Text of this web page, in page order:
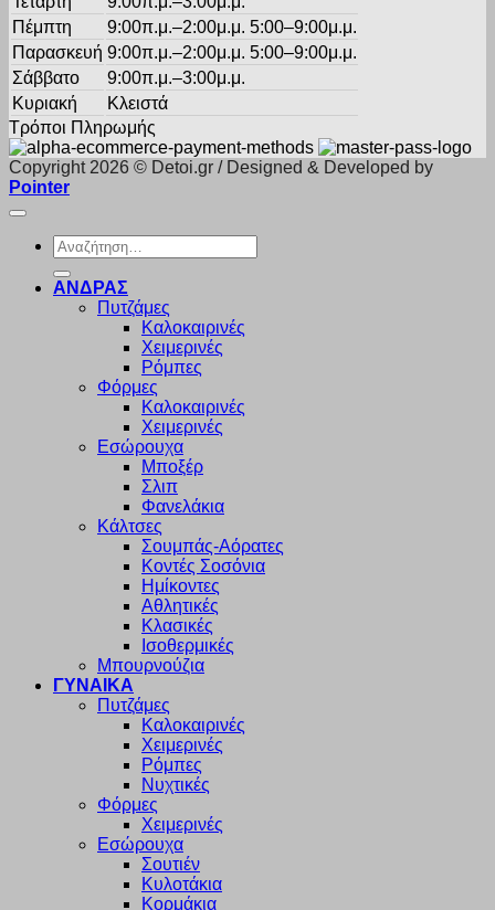
Πέμπτη
9:00π.μ.–2:00μ.μ. 5:00–9:00μ.μ.
Παρασκευή 9:00π.μ.–2:00μ.μ. 5:00–9:00μ.μ.
Σάββατο
9:00π.μ.–3:00μ.μ.
Κυριακή
Κλειστά
Τρόποι Πληρωμής
Copyright 2026 © Detoi.gr / Designed & Developed by
Pointer
Αναζήτηση
για:
ΑΝΔΡΑΣ
Πυτζάμες
Καλοκαιρινές
Χειμερινές
Ρόμπες
Φόρμες
Καλοκαιρινές
Χειμερινές
Εσώρουχα
Μποξέρ
Σλιπ
Φανελάκια
Κάλτσες
Σουμπάς-Αόρατες
Κοντές Σοσόνια
Ημίκοντες
Αθλητικές
Κλασικές
Ισοθερμικές
Μπουρνούζια
ΓΥΝΑΙΚΑ
Πυτζάμες
Καλοκαιρινές
Χειμερινές
Ρόμπες
Νυχτικές
Φόρμες
Χειμερινές
Εσώρουχα
Σουτιέν
Κυλοτάκια
Κορμάκια